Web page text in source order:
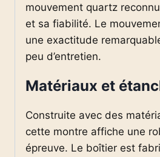
mouvement quartz
et sa fiabilité. Le
une exactitude
peu d’entretien.
Matériaux et
Construite avec des
cette montre affiche une
épreuve. Le boîtier est